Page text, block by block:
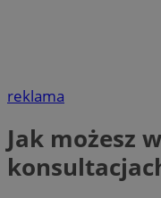
reklama
Jak możesz